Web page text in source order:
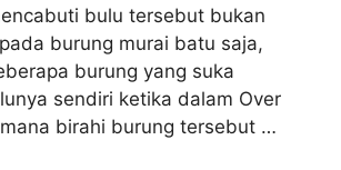
bulu tersebut bukan
burung murai batu saja,
burung yang suka
sendiri ketika dalam Over
birahi burung tersebut …